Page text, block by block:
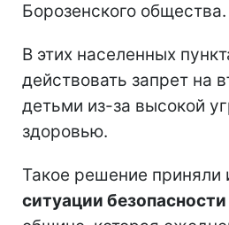
Борозенского общества.
В этих населенных
действовать запрет на
детьми из-за высокой
здоровью.
Такое решение приняли
ситуации безопасности